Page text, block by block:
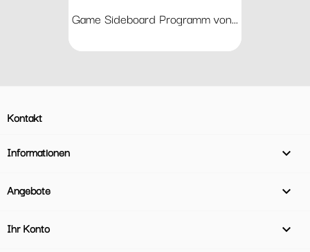
Game Sideboard Programm von...
Kontakt
Informationen 
Angebote 
Ihr Konto
